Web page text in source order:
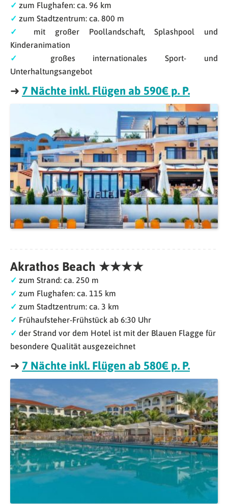
✓ zum Flughafen: ca. 96 km
✓ zum Stadtzentrum: ca. 800 m
✓ mit großer Poollandschaft, Splashpool und
Kinderanimation
✓ großes internationales Sport- und
Unterhaltungsangebot
➜ 7 Nächte inkl. Flügen ab 590€ p. P.
Akrathos Beach ★★★★
✓ zum Strand: ca. 250 m
✓ zum Flughafen: ca. 115 km
✓ zum Stadtzentrum: ca. 3 km
✓ Frühaufsteher-Frühstück ab 6:30 Uhr
✓ der Strand vor dem Hotel ist mit der Blauen Flagge für
besondere Qualität ausgezeichnet
➜ 7 Nächte inkl. Flügen ab 580€ p. P.